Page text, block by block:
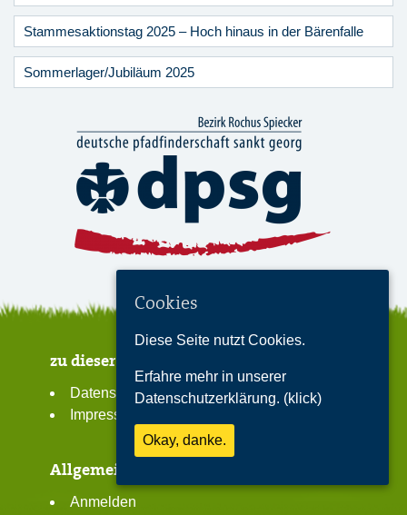
Stammesaktionstag 2025 – Hoch hinaus in der Bärenfalle
Sommerlager/Jubiläum 2025
zu dieser Seite
Datenschutzerklärung
Impressum
Allgemeines
Anmelden
Cookies
Diese Seite nutzt Cookies.
Erfahre mehr in unserer
Datenschutzerklärung. (klick)
Okay, danke.